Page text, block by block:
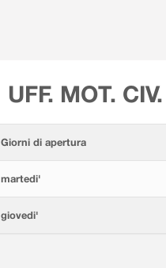
UFF. MOT.
Giorni di apertura
martedi'
giovedi'